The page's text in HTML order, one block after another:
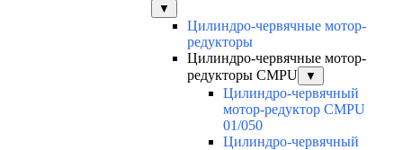
▼
Цилиндро-червячные мотор-
редукторы
Цилиндро-червячные мотор-
редукторы CMPU
▼
Цилиндро-червячный
мотор-редуктор CMPU
01/050
Цилиндро-червячный